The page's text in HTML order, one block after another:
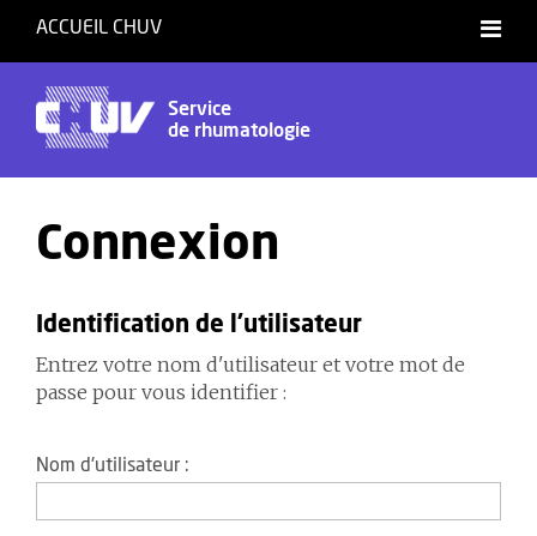
ACCUEIL CHUV
Service
de rhumatologie
Connexion
Identification de l'utilisateur
Entrez votre nom d'utilisateur et votre mot de
passe pour vous identifier :
Nom d'utilisateur :